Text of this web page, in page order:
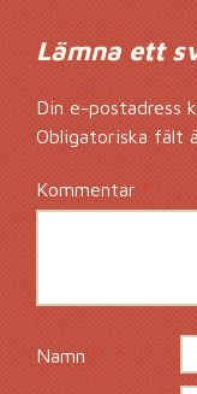
Lämna ett
Din e-postadress
Obligatoriska fält
Kommentar*
Namn *